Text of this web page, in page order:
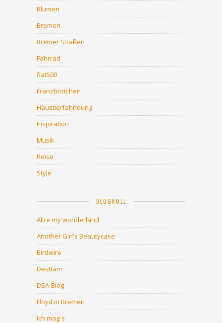
Blumen
Bremen
Bremer Straßen
Fahrrad
fiat500
Franzbrötchen
Haustierfahndung
Inspiration
Musik
Reise
Style
BLOGROLL
Alice my wonderland
Another Girl's Beautycase
Birdwire
DesBam
DSA-Blog
Floyd in Bremen
Ich mag´s